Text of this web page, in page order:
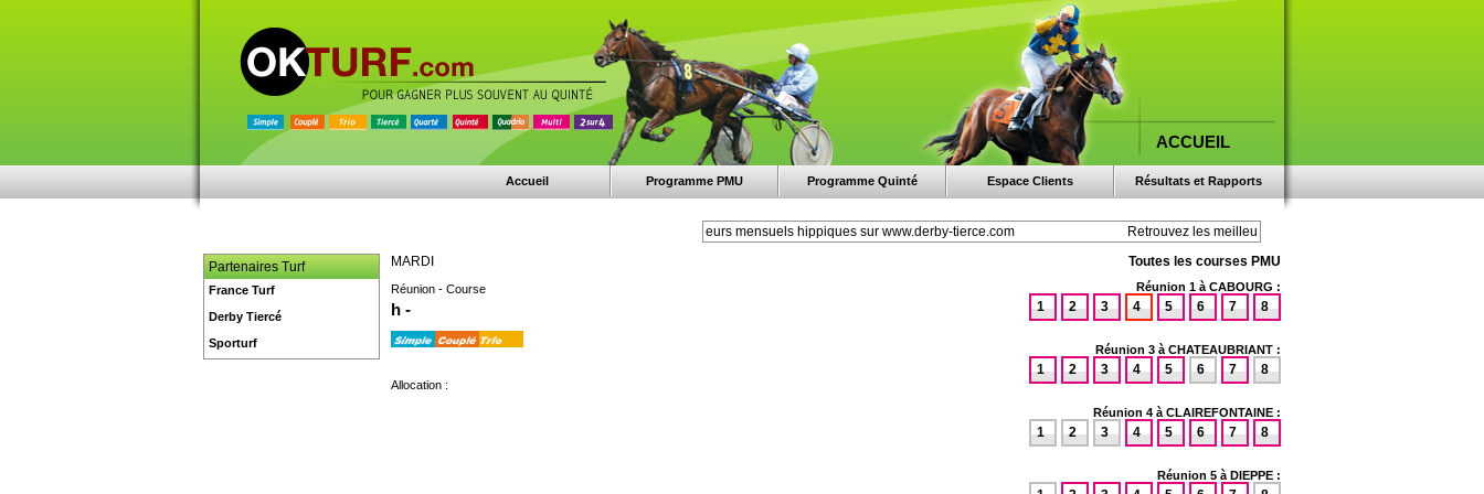
ACCUEIL
Résultats et Rapports
Espace Clients
Programme Quinté
Programme PMU
Accueil
Toutes les courses PMU
Réunion 1 à CABOURG :
8
7
6
5
4
3
2
1
Réunion 3 à CHATEAUBRIANT :
8
7
6
5
4
3
2
1
Réunion 4 à CLAIREFONTAINE :
8
7
6
5
4
3
2
1
Réunion 5 à DIEPPE :
MARDI
Réunion - Course
h -
Allocation :
Partenaires Turf
France Turf
Derby Tiercé
Sporturf